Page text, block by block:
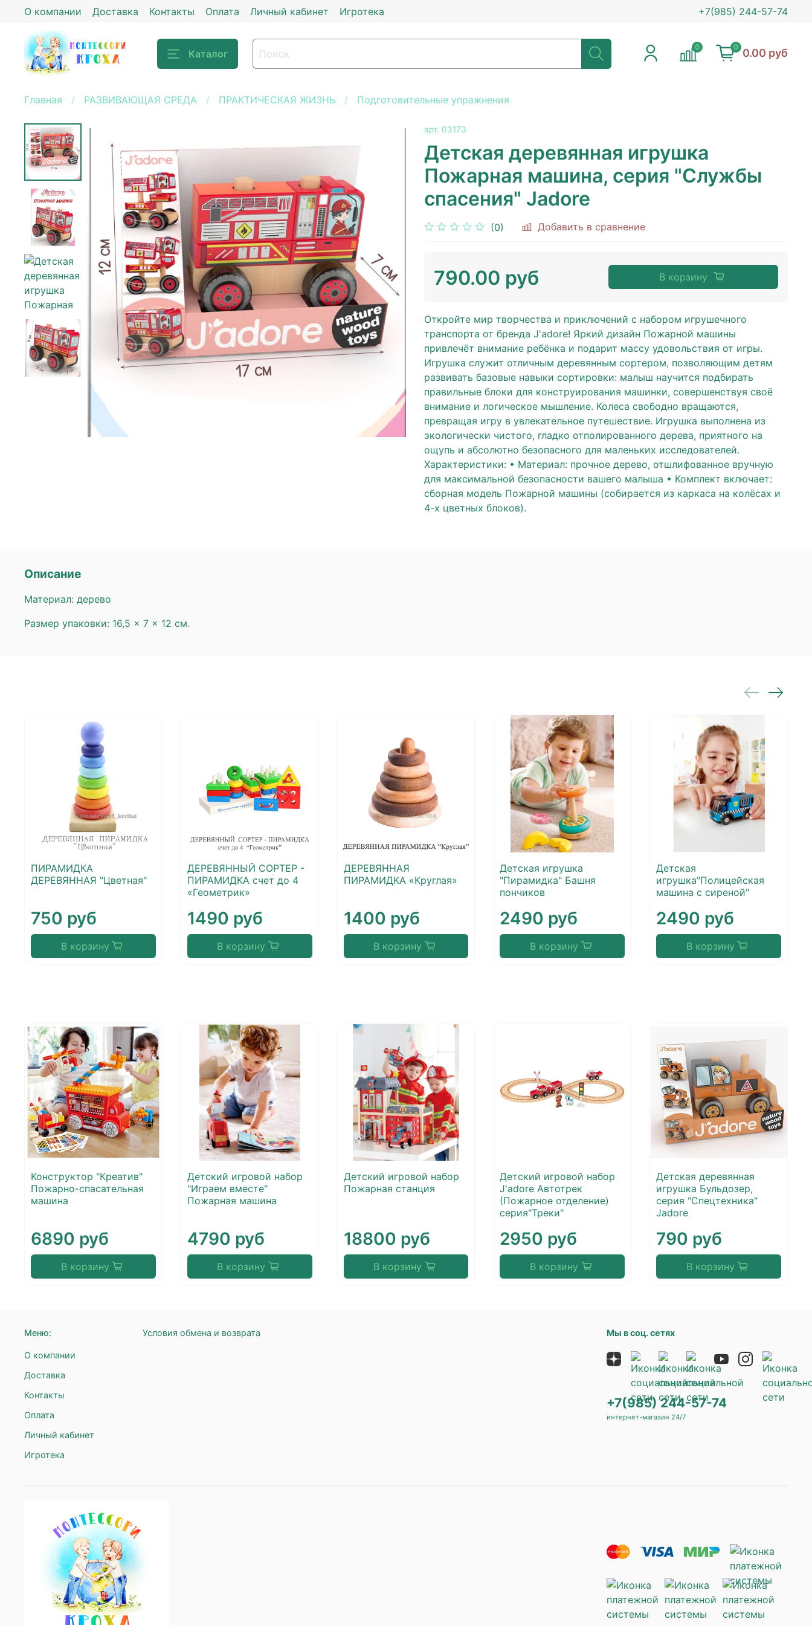
О компании Доставка Контакты Оплата Личный кабинет Игротека +7(985) 244-57-74
Каталог
0 0 0.00 руб
Главная РАЗВИВАЮЩАЯ СРЕДА ПРАКТИЧЕСКАЯ ЖИЗНЬ Подготовительные упражнения
арт. 03173
Детская деревянная игрушка
Пожарная машина, серия "Службы
спасения" Jadore
(0) Добавить в сравнение
790.00 руб В корзину
Откройте мир творчества и приключений с набором игрушечного
транспорта от бренда J'adore! Яркий дизайн Пожарной машины
привлечёт внимание ребёнка и подарит массу удовольствия от игры.
Игрушка служит отличным деревянным сортером, позволяющим детям
развивать базовые навыки сортировки: малыш научится подбирать
правильные блоки для конструирования машинки, совершенствуя своё
внимание и логическое мышление. Колеса свободно вращаются,
превращая игру в увлекательное путешествие. Игрушка выполнена из
экологически чистого, гладко отполированного дерева, приятного на
ощупь и абсолютно безопасного для маленьких исследователей.
Характеристики: • Материал: прочное дерево, отшлифованное вручную
для максимальной безопасности вашего малыша • Комплект включает:
сборная модель Пожарной машины (собирается из каркаса на колёсах и
4-х цветных блоков).
Описание
Материал: дерево
Размер упаковки: 16,5 × 7 × 12 см.
ПИРАМИДКА
ДЕРЕВЯННАЯ "Цветная"
750 руб
В корзину
ДЕРЕВЯННЫЙ СОРТЕР -
ПИРАМИДКА счет до 4
«Геометрик»
1490 руб
В корзину
ДЕРЕВЯННАЯ
ПИРАМИДКА «Круглая»
1400 руб
В корзину
Детская игрушка
"Пирамидка" Башня
пончиков
2490 руб
В корзину
Детская
игрушка"Полицейская
машина с сиреной"
2490 руб
В корзину
Конструктор "Креатив"
Пожарно-спасательная
машина
6890 руб
В корзину
Детский игровой набор
"Играем вместе"
Пожарная машина
4790 руб
В корзину
Детский игровой набор
Пожарная станция
18800 руб
В корзину
Детский игровой набор
J'adore Автотрек
(Пожарное отделение)
серия"Треки"
2950 руб
В корзину
Детская деревянная
игрушка Бульдозер,
серия "Спецтехника"
Jadore
790 руб
В корзину
Меню:
О компании
Доставка
Контакты
Оплата
Личный кабинет
Игротека
Условия обмена и возврата Мы в соц. сетях
+7(985) 244-57-74
интернет-магазин 24/7